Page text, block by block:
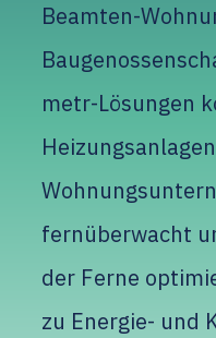
Beamten-
metr-Lösungen
fernüberwacht
der Ferne
zu Energie- und